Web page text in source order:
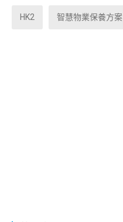
HK2 智慧物業保養方案